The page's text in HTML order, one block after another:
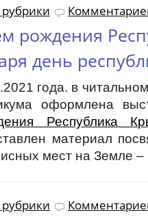
рубрики
рождения
день
года. в
оформлена
Республика
материал
мест на Земле
рубрики